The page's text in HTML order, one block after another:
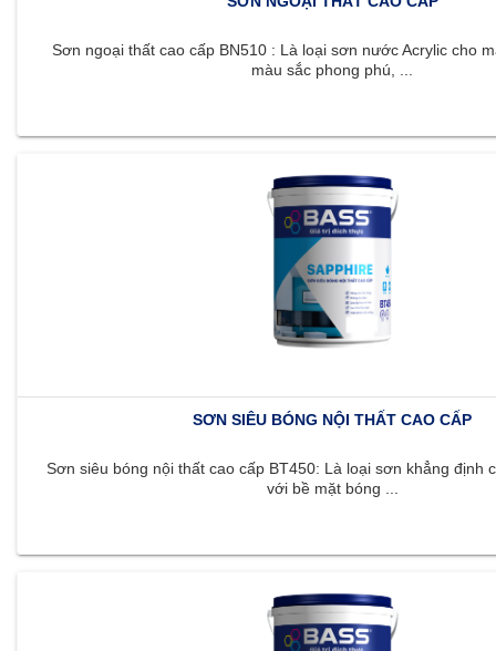
Sơn ngoại thất cao cấp BN510 : Là loại sơn nước Acrylic cho
màu sắc phong phú, ...
SƠN SIÊU BÓNG NỘI THẤT CAO CẤP
Sơn siêu bóng nội thất cao cấp BT450: Là loại sơn khẳng định
với bề mặt bóng ...